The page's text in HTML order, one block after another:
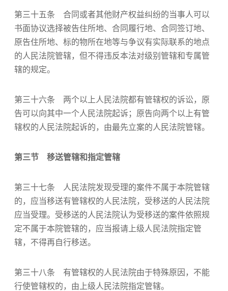
第三十五条 合同或者其他财产权益纠纷的当事人可以
书面协议选择被告住所地、合同履行地、合同签订地、
原告住所地、标的物所在地等与争议有实际联系的地点
的人民法院管辖，但不得违反本法对级别管辖和专属管
辖的规定。
第三十六条 两个以上人民法院都有管辖权的诉讼，原
告可以向其中一个人民法院起诉；原告向两个以上有管
辖权的人民法院起诉的，由最先立案的人民法院管辖。
第三节 移送管辖和指定管辖
第三十七条 人民法院发现受理的案件不属于本院管辖
的，应当移送有管辖权的人民法院，受移送的人民法院
应当受理。受移送的人民法院认为受移送的案件依照规
定不属于本院管辖的，应当报请上级人民法院指定管
辖，不得再自行移送。
第三十八条 有管辖权的人民法院由于特殊原因，不能
行使管辖权的，由上级人民法院指定管辖。